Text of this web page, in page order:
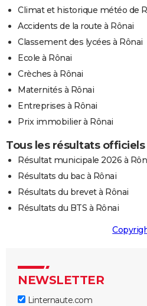
Climat et historique météo de
Accidents de la route à Rônai
Classement des lycées à Rônai
Ecole à Rônai
Crèches à Rônai
Maternités à Rônai
Entreprises à Rônai
Prix immobilier à Rônai
Tous les résultats officiels
Résultat municipale 2026 à
Résultats du bac à Rônai
Résultats du brevet à Rônai
Résultats du BTS à Rônai
NEWSLETTER
Linternaute.com